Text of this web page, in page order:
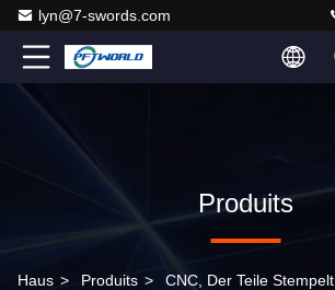
lyn@7-swords.com
Produits
Haus > Produits > CNC, Der Teile Stempelt